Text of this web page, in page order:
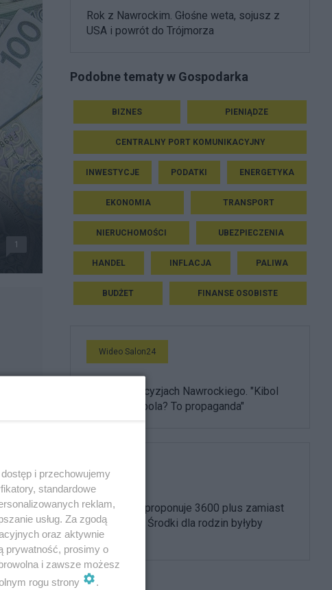
1
Rok z Nawrockim. Głośne weta, sojusz z
USA i powrót do Trójmorza
Podobne tematy w Gospodarka
BIZNES PIENIĄDZE
CENTRALNY PORT KOMUNIKACYJNY
INWESTYCJE PODATKI ENERGETYKA
EKONOMIA TRANSPORT
NIERUCHOMOŚCI UBEZPIECZENIA
HANDEL INFLACJA PALIWA
BUDŻET FINANSE OSOBISTE
Wideo Salon24
Burza po decyzjach Nawrockiego. "Kibol
ułaskawił kibola? To propaganda"
Morawiecki proponuje 3600 plus zamiast
800 złotych. Środki dla rodzin byłyby
ogromne
i przechowujemy
standardowe
reklam,
usług. Za zgodą
oraz aktywnie
prywatność, prosimy o
i zawsze możesz
rogu strony
.